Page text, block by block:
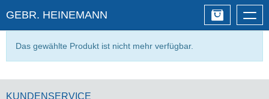
GEBR. HEINEMANN
Das gewählte Produkt ist nicht mehr verfügbar.
KUNDENSERVICE